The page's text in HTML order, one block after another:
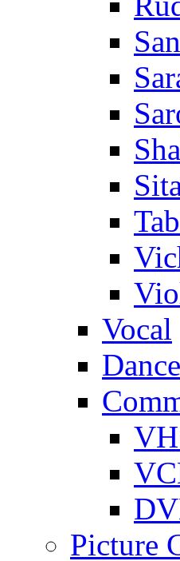
Vocal
Dance
Picture